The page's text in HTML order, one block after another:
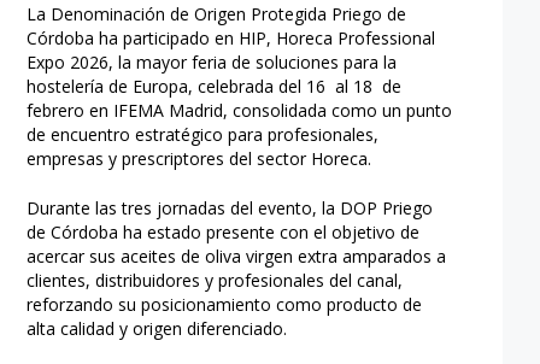
La Denominación de Origen Protegida Priego de
Córdoba ha participado en HIP, Horeca Professional
Expo 2026, la mayor feria de soluciones para la
hostelería de Europa, celebrada del 16 al 18 de
febrero en IFEMA Madrid, consolidada como un punto
de encuentro estratégico para profesionales,
empresas y prescriptores del sector Horeca.
Durante las tres jornadas del evento, la DOP Priego
de Córdoba ha estado presente con el objetivo de
acercar sus aceites de oliva virgen extra amparados a
clientes, distribuidores y profesionales del canal,
reforzando su posicionamiento como producto de
alta calidad y origen diferenciado.